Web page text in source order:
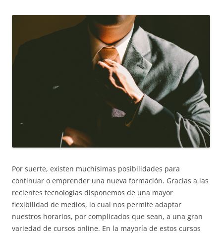
Por suerte, existen muchísimas posibilidades para
continuar o emprender una nueva formación. Gracias a las
recientes tecnologías disponemos de una mayor
flexibilidad de medios, lo cual nos permite adaptar
nuestros horarios, por complicados que sean, a una gran
variedad de cursos online. En la mayoría de estos cursos